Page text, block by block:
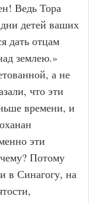
Ведь Тора
детей ваших
дать отцам
землею.»
а не
что эти
времени, и
эти
Потому
в Синагогу, на